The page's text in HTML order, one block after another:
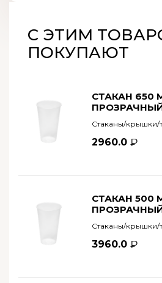
С ЭТИМ
ПОКУПАЮТ
СТАКАН 650
Стаканы/крышки/
2960.0
СТАКАН 500
Стаканы/крышки/
3960.0